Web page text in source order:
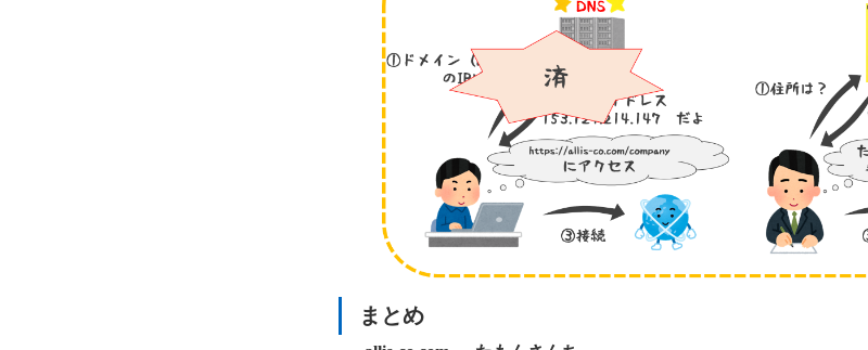
まとめ